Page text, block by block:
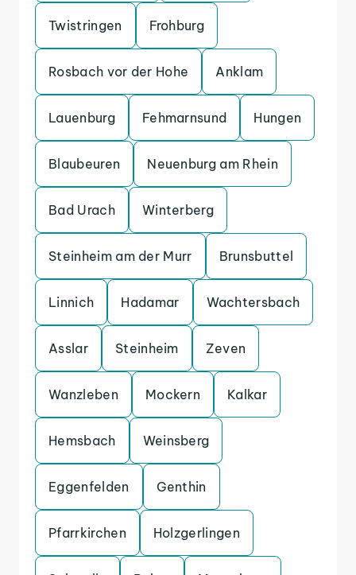
Twistringen Frohburg
Rosbach vor der Hohe Anklam
Lauenburg Fehmarnsund Hungen
Blaubeuren Neuenburg am Rhein
Bad Urach Winterberg
Steinheim am der Murr Brunsbuttel
Linnich Hadamar Wachtersbach
Asslar Steinheim Zeven
Wanzleben Mockern Kalkar
Hemsbach Weinsberg
Eggenfelden Genthin
Pfarrkirchen Holzgerlingen